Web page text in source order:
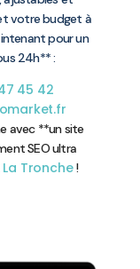
votre budget à
pour un
24h** :
45 42
avec **un site
SEO ultra
La Tronche!